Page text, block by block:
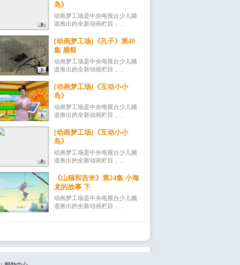
岛》
动画梦工场是中央电视台少儿频
道推出的全新动画栏目，...
[动画梦工场]《孔子》第49
集 腊祭
动画梦工场是中央电视台少儿频
道推出的全新动画栏目，...
[动画梦工场]《互动小小
岛》
动画梦工场是中央电视台少儿频
道推出的全新动画栏目，...
[动画梦工场]《互动小小
岛》
动画梦工场是中央电视台少儿频
道推出的全新动画栏目，...
《山猫和吉米》第24集 小海
龙的故事 下
动画梦工场是中央电视台少儿频
道推出的全新动画栏目，...